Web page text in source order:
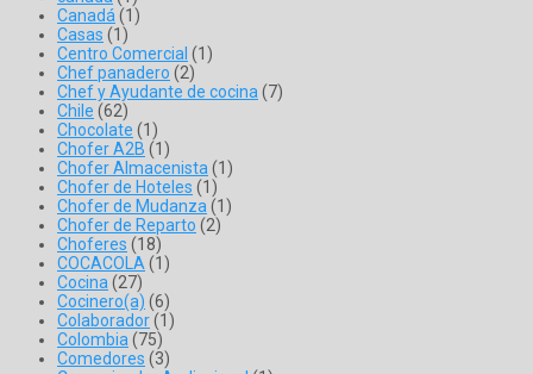
Canadá (1)
Casas (1)
Centro Comercial (1)
Chef panadero (2)
Chef y Ayudante de cocina (7)
Chile (62)
Chocolate (1)
Chofer A2B (1)
Chofer Almacenista (1)
Chofer de Hoteles (1)
Chofer de Mudanza (1)
Chofer de Reparto (2)
Choferes (18)
COCACOLA (1)
Cocina (27)
Cocinero(a) (6)
Colaborador(1)
Colombia (75)
Comedores (3)